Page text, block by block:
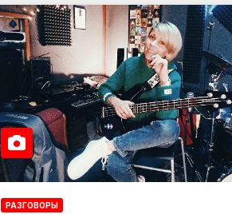
РАЗГОВОРЫ